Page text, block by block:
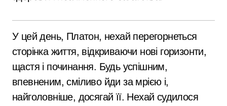
У цей день, Платон, нехай перегорнеться
сторінка життя, відкриваючи нові горизонти,
щастя і починання. Будь успішним,
впевненим, сміливо йди за мрією і,
найголовніше, досягай її. Нехай судилося